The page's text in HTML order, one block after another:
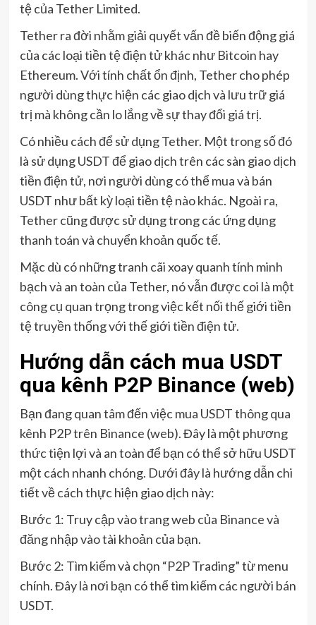
tệ của Tether Limited.
Tether ra đời nhằm giải quyết vấn đề biến động giá
của các loại tiền tệ điện tử khác như Bitcoin hay
Ethereum. Với tính chất ổn định, Tether cho phép
người dùng thực hiện các giao dịch và lưu trữ giá
trị mà không cần lo lắng về sự thay đổi giá trị.
Có nhiều cách để sử dụng Tether. Một trong số đó
là sử dụng USDT để giao dịch trên các sàn giao dịch
tiền điện tử, nơi người dùng có thể mua và bán
USDT như bất kỳ loại tiền tệ nào khác. Ngoài ra,
Tether cũng được sử dụng trong các ứng dụng
thanh toán và chuyển khoản quốc tế.
Mặc dù có những tranh cãi xoay quanh tính minh
bạch và an toàn của Tether, nó vẫn được coi là một
công cụ quan trọng trong việc kết nối thế giới tiền
tệ truyền thống với thế giới tiền điện tử.
Hướng dẫn cách mua USDT
qua kênh P2P Binance (web)
Bạn đang quan tâm đến việc mua USDT thông qua
kênh P2P trên Binance (web). Đây là một phương
thức tiện lợi và an toàn để bạn có thể sở hữu USDT
một cách nhanh chóng. Dưới đây là hướng dẫn chi
tiết về cách thực hiện giao dịch này:
Bước 1: Truy cập vào trang web của Binance và
đăng nhập vào tài khoản của bạn.
Bước 2: Tìm kiếm và chọn “P2P Trading” từ menu
chính. Đây là nơi bạn có thể tìm kiếm các người bán
USDT.